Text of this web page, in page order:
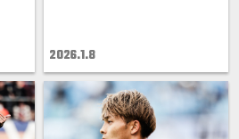
2026.1.8